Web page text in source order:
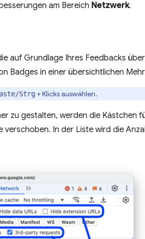
am Bereich Netzwerk.
auf Grundlage Ihres Feedbacks
Badges in einer übersichtlichen
Strg + Klicks auswählen.
zu gestalten, werden die Kästchen
In der Liste wird die